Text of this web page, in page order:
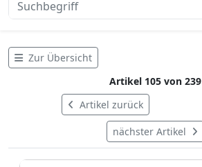
Zur Übersicht
Artikel zurück
Artikel 105 von 239
nächster Artikel